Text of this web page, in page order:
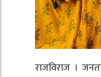
राजविराज ।